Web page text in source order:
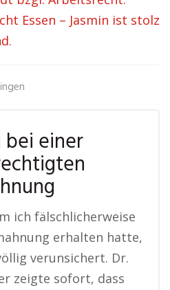
Essen – Jasmin ist stolz
bei einer
ich fälschlicherweise
erhalten hatte,
verunsichert. Dr.
zeigte sofort, dass